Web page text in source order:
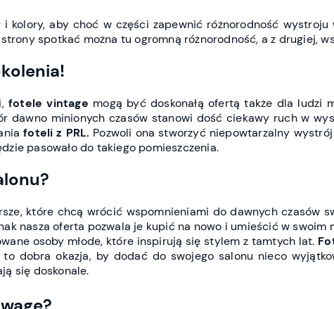
i kolory, aby choć w części zapewnić różnorodność
spotkać można tu ogromną różnorodność, a z drugiej,
fotele vintage mogą być doskonałą ofertą także dla ludzi
dawno minionych czasów stanowi dość ciekawy ruch w
foteli z PRL. Pozwoli ona stworzyć niepowtarzalny
pasowało do takiego pomieszczenia.
które chcą wrócić wspomnieniami do dawnych czasów
nasza oferta pozwala je kupić na nowo i umieścić w
osoby młode, które inspirują się stylem z tamtych lat.
dobra okazja, by dodać do swojego salonu nieco
się doskonale.